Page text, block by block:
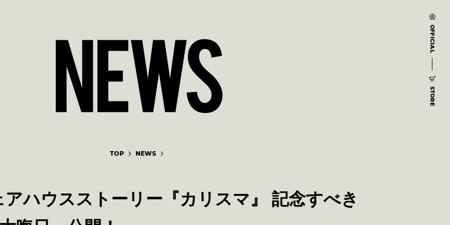
OFFICIAL
STORE
TOP NEWS
ハウスストーリー『カリスマ』 記念すべき